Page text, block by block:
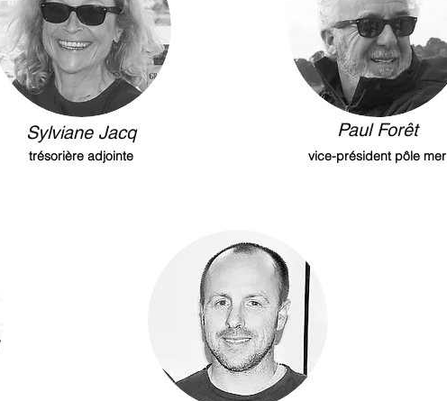
Sylviane Jacq
trésorière adjointe
Paul Forêt
vice-président pôle mer